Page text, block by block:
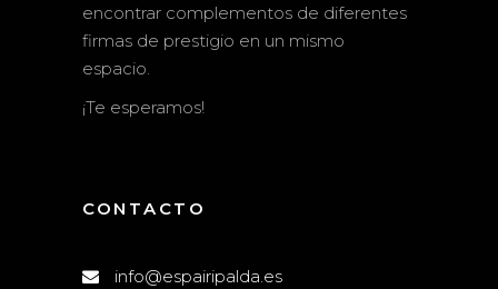
encontrar complementos de diferentes
firmas de prestigio en un mismo
espacio.
¡Te esperamos!
CONTACTO
info@espairipalda.es